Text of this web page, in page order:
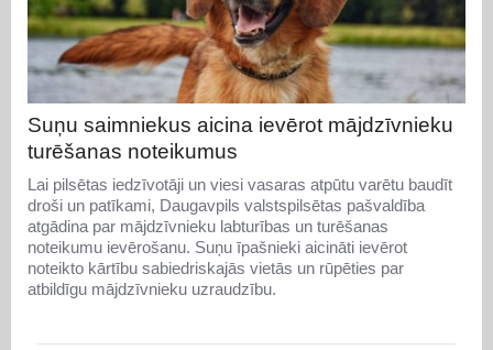
Suņu saimniekus aicina ievērot mājdzīvnieku
turēšanas noteikumus
Lai pilsētas iedzīvotāji un viesi vasaras atpūtu varētu baudīt
droši un patīkami, Daugavpils valstspilsētas pašvaldība
atgādina par mājdzīvnieku labturības un turēšanas
noteikumu ievērošanu. Suņu īpašnieki aicināti ievērot
noteikto kārtību sabiedriskajās vietās un rūpēties par
atbildīgu mājdzīvnieku uzraudzību.